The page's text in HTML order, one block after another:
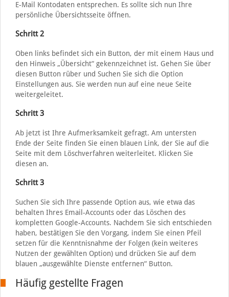
E-Mail Kontodaten entsprechen. Es sollte sich nun Ihre
persönliche Übersichtsseite öffnen.
Schritt 2
Oben links befindet sich ein Button, der mit einem Haus und
den Hinweis „Übersicht“ gekennzeichnet ist. Gehen Sie über
diesen Button rüber und Suchen Sie sich die Option
Einstellungen aus. Sie werden nun auf eine neue Seite
weitergeleitet.
Schritt 3
Ab jetzt ist Ihre Aufmerksamkeit gefragt. Am untersten
Ende der Seite finden Sie einen blauen Link, der Sie auf die
Seite mit dem Löschverfahren weiterleitet. Klicken Sie
diesen an.
Schritt 3
Suchen Sie sich Ihre passende Option aus, wie etwa das
behalten Ihres Email-Accounts oder das Löschen des
kompletten Google-Accounts. Nachdem Sie sich entschieden
haben, bestätigen Sie den Vorgang, indem Sie einen Pfeil
setzen für die Kenntnisnahme der Folgen (kein weiteres
Nutzen der gewählten Option) und drücken Sie auf dem
blauen „ausgewählte Dienste entfernen“ Button.
Häufig gestellte Fragen